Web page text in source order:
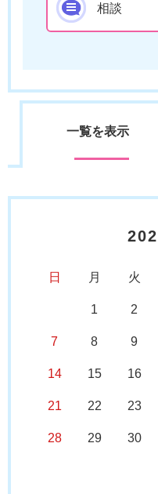
相談
一覧を表示
日 月 火
1 2
7 8 9
14 15 16
21 22 23
28 29 30